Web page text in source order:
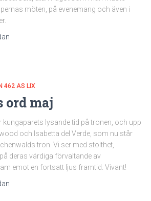
möten, på evenemang och även i
462 AS LIX
ord maj
kungaparets lysande tid på tronen, och upp
och Isabetta del Verde, som nu står
tron. Vi ser med stolthet,
deras värdiga förvaltande av
emot en fortsatt ljus framtid. Vivant!